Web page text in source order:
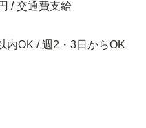
/ 交通費支給
内OK / 週2・3日からOK